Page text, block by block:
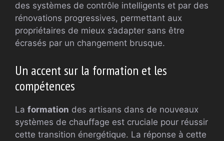
des systèmes de contrôle intelligents et par des
rénovations progressives, permettant aux
propriétaires de mieux s’adapter sans être
écrasés par un changement brusque.
Un accent sur la formation et les
compétences
La formation des artisans dans de nouveaux
systèmes de chauffage est cruciale pour réussir
cette transition énergétique. La réponse à cette